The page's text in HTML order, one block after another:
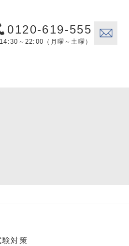
0120-619-555
～22:00（月曜～土曜）
対策